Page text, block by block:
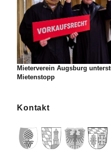
Mieterverein Augsburg
Mietenstopp
Kontakt